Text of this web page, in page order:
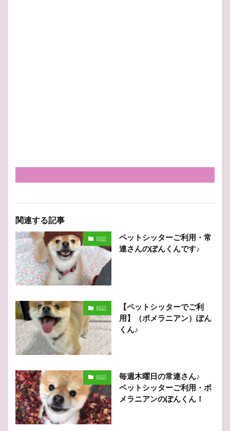
関連する記事
日記
ペットシッターご利用・常
連さんのぽんくんです♪
日記
【ペットシッターでご利
用】（ポメラニアン）ぽん
くん♪
日記
毎週木曜日の常連さん♪
ペットシッターご利用・ポ
メラニアンのぽんくん！